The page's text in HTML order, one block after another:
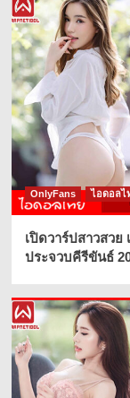
3
4OnlyFans ไอดอลไ
เปิดวาร์ปสาวสว
ประจวบคีรีขันธ์